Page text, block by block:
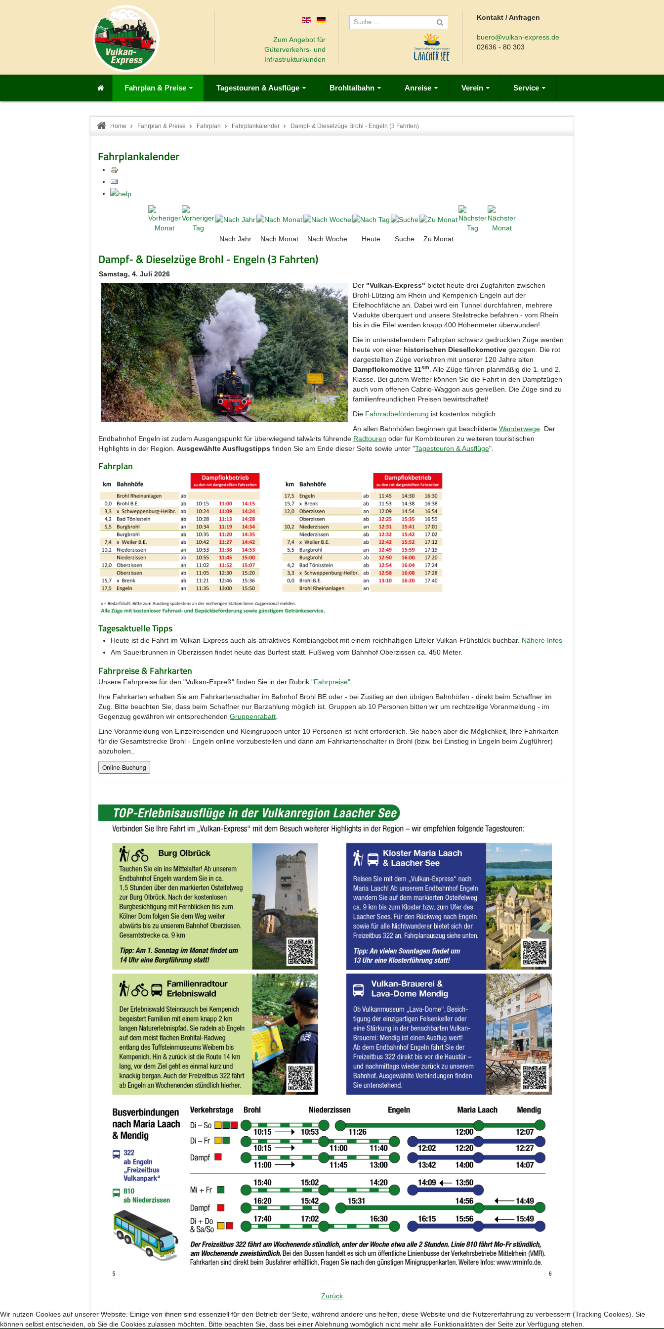
Zum Angebot für
Güterverkehrs- und
Infrastrukturkunden
Kontakt / Anfragen
buero@vulkan-express.de
02636 - 80 303
Fahrplan & Preise Tagestouren & Ausflüge Brohltalbahn Anreise Verein Service
Home Fahrplan & Preise Fahrplan Fahrplankalender Dampf- & Dieselzüge Brohl - Engeln (3 Fahrten)
Fahrplankalender
Nach Jahr Nach Monat Nach Woche Heute Suche Zu Monat
Dampf- & Dieselzüge Brohl - Engeln (3 Fahrten)
Samstag, 4. Juli 2026
Der "Vulkan-Express" bietet heute drei Zugfahrten zwischen
Brohl-Lützing am Rhein und Kempenich-Engeln auf der
Eifelhochfläche an. Dabei wird ein Tunnel durchfahren, mehrere
Viadukte überquert und unsere Steilstrecke befahren - vom Rhein
bis in die Eifel werden knapp 400 Höhenmeter überwunden!
Die in untenstehendem Fahrplan schwarz gedruckten Züge werden
heute von einer historischen Diesellokomotive gezogen. Die rot
dargestellten Züge verkehren mit unserer 120 Jahre alten
Dampflokomotive 11sm. Alle Züge führen planmäßig die 1. und 2.
Klasse. Bei gutem Wetter können Sie die Fahrt in den Dampfzügen
auch vom offenen Cabrio-Waggon aus genießen. Die Züge sind zu
familienfreundlichen Preisen bewirtschaftet!
Die Fahrradbeförderung ist kostenlos möglich.
An allen Bahnhöfen beginnen gut beschilderte Wanderwege. Der
Endbahnhof Engeln ist zudem Ausgangspunkt für überwiegend talwärts führende Radtouren oder für Kombitouren zu weiteren touristischen
Highlights in der Region. Ausgewählte Ausflugstipps finden Sie am Ende dieser Seite sowie unter "Tagestouren & Ausflüge".
Fahrplan
Tagesaktuelle Tipps
Heute ist die Fahrt im Vulkan-Express auch als attraktives Kombiangebot mit einem reichhaltigen Eifeler Vulkan-Frühstück buchbar. Nähere Infos
Am Sauerbrunnen in Oberzissen findet heute das Burfest statt. Fußweg vom Bahnhof Oberzissen ca. 450 Meter.
Fahrpreise & Fahrkarten
Unsere Fahrpreise für den "Vulkan-Expreß" finden Sie in der Rubrik "Fahrpreise"
Ihre Fahrkarten erhalten Sie am Fahrkartenschalter im Bahnhof Brohl BE oder - bei Zustieg an den übrigen Bahnhöfen - direkt beim Schaffner im
Zug. Bitte beachten Sie, dass beim Schaffner nur Barzahlung möglich ist. Gruppen ab 10 Personen bitten wir um rechtzeitige Voranmeldung - im
Gegenzug gewähren wir entsprechenden Gruppenrabatt
Eine Voranmeldung von Einzelreisenden und Kleingruppen unter 10 Personen ist nicht erforderlich. Sie haben aber die Möglichkeit, Ihre Fahrkarten
für die Gesamtstrecke Brohl - Engeln online vorzubestellen und dann am Fahrkartenschalter in Brohl (bzw. bei Einstieg in Engeln beim Zugführer)
abzuholen..
Zurück
Wir nutzen Cookies auf unserer Website. Einige von ihnen sind essenziell für den Betrieb der Seite, während andere uns helfen, diese Website und die Nutzererfahrung zu verbessern (Tracking Cookies). Sie
können selbst entscheiden, ob Sie die Cookies zulassen möchten. Bitte beachten Sie, dass bei einer Ablehnung womöglich nicht mehr alle Funktionalitäten der Seite zur Verfügung stehen.